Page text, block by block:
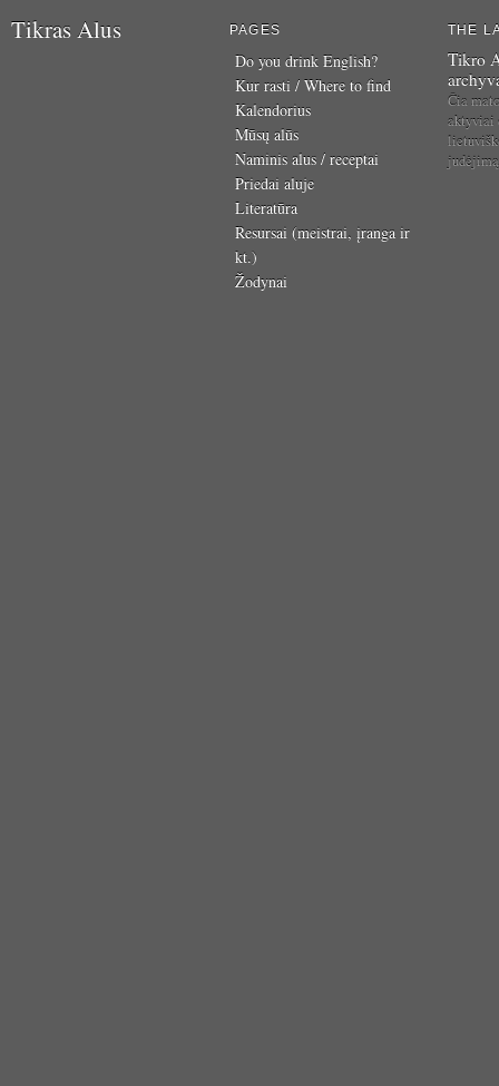
Tikras Alus PAGES
Do you drink English?
Kur rasti / Where to find
Kalendorius
Mūsų alūs
Naminis alus / receptai
Priedai aluje
Literatūra
Resursai (meistrai, įranga ir
kt.)
Žodynai
THE
Tikro
Čia
aktyviai